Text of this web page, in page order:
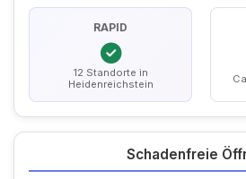
RAPID
12 Standorte in
Heidenreichstein
Schadenfreie